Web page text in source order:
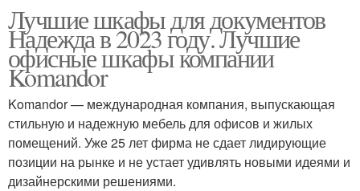
Лучшие шкафы для документов
Надежда в 2023 году. Лучшие
офисные шкафы компании
Komandor
Komandor — международная компания, выпускающая
стильную и надежную мебель для офисов и жилых
помещений. Уже 25 лет фирма не сдает лидирующие
позиции на рынке и не устает удивлять новыми идеями и
дизайнерскими решениями.